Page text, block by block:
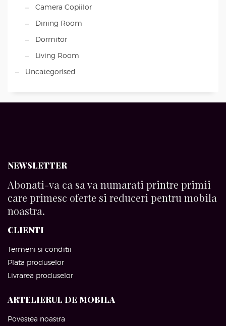
Camera Copiilor
Dining Room
Dormitor
Living Room
Uncategorised
NEWSLETTER
Abonati-va ca sa va numarati printre primii
care primesc oferte si reduceri pentru mobila
noastra.
CLIENTI
Termeni si conditii
Plata produselor
Livrarea produselor
ARTELIERUL DE MOBILA
Povestea noastra